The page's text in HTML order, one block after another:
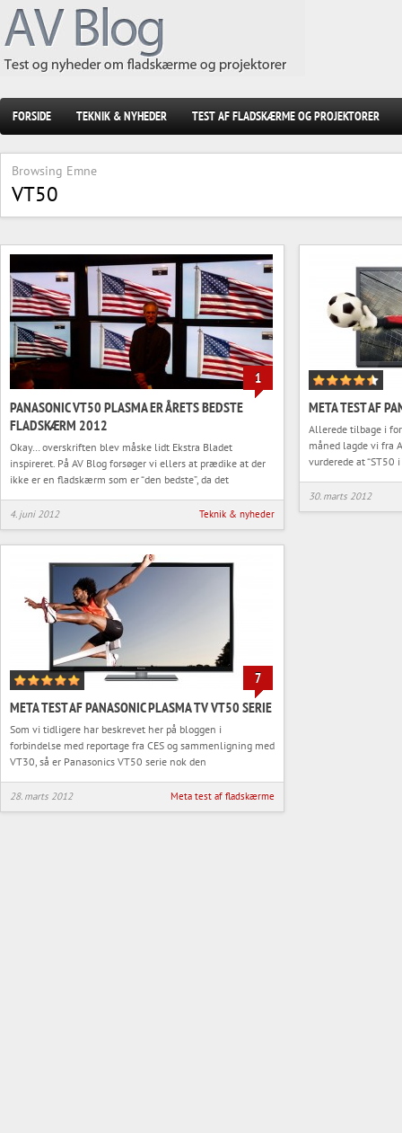
FORSIDE TEKNIK & NYHEDER TEST AF FLADSKÆRME OG PROJEKTORER
Browsing Emne
VT50
1
PANASONIC VT50 PLASMA ER ÅRETS BEDSTE
FLADSKÆRM 2012
Okay… overskriften blev måske lidt Ekstra Bladet
inspireret. På AV Blog forsøger vi ellers at prædike at der
ikke er en fladskærm som er “den bedste”, da det
4. juni 2012 Teknik & nyheder
META TEST AF
Allerede tilbage i
måned lagde vi fra
vurderede at “ST50
30. marts 2012
7
META TEST AF PANASONIC PLASMA TV VT50 SERIE
Som vi tidligere har beskrevet her på bloggen i
forbindelse med reportage fra CES og sammenligning med
VT30, så er Panasonics VT50 serie nok den
28. marts 2012 Meta test af fladskærme